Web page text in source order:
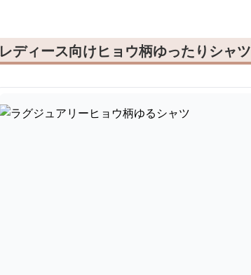
レディース向けヒョウ柄ゆったりシャツ